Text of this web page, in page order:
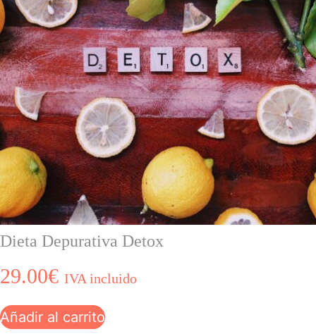
Dieta Depurativa Detox
29.00€ IVA incluido
Añadir al carrito